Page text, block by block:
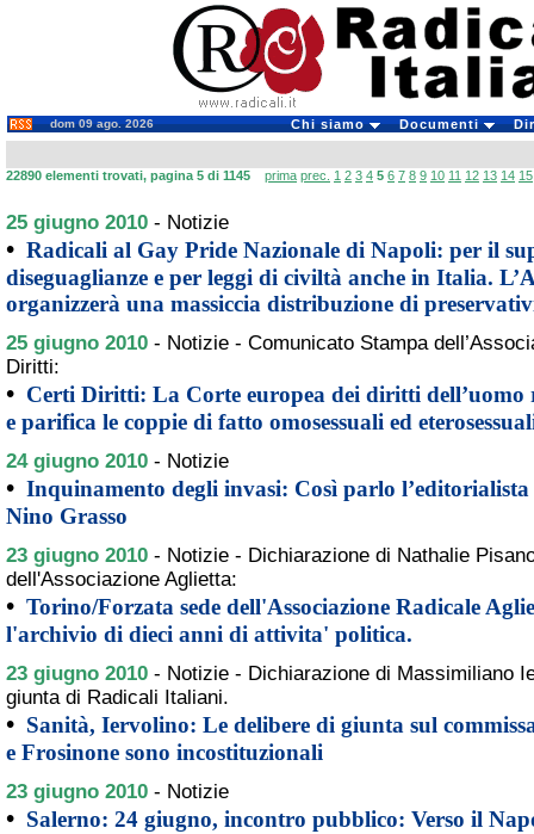
dom 09 ago. 2026 Chi siamo Documenti
22890 elementi trovati, pagina 5 di 1145 prima prec. 1 2 3 4 5 6 7 8 9 10 11 12 13 14 15
25 giugno 2010 - Notizie
• Radicali al Gay Pride Nazionale di Napoli: per il
diseguaglianze e per leggi di civiltà anche in Italia.
organizzerà una massiccia distribuzione di
25 giugno 2010 - Notizie - Comunicato Stampa
Diritti:
• Certi Diritti: La Corte europea dei diritti dell’uomo
e parifica le coppie di fatto omosessuali ed
24 giugno 2010 - Notizie
• Inquinamento degli invasi: Così parlo
Nino Grasso
23 giugno 2010 - Notizie - Dichiarazione di Nathalie
dell'Associazione Aglietta:
• Torino/Forzata sede dell'Associazione Radicale
l'archivio di dieci anni di attivita' politica.
23 giugno 2010 - Notizie - Dichiarazione di Massimiliano
giunta di Radicali Italiani.
• Sanità, Iervolino: Le delibere di giunta sul
e Frosinone sono incostituzionali
23 giugno 2010 - Notizie
• Salerno: 24 giugno, incontro pubblico: Verso il